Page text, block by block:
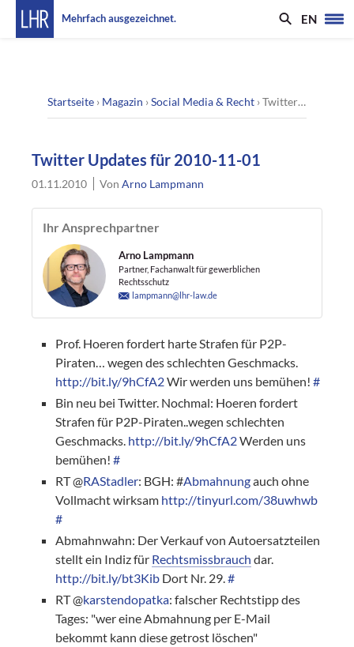
Mehrfach ausgezeichnet. EN
Startseite › Magazin ›Social Media & Recht ›Twitter Updates für 2010-11-01
Twitter Updates für 2010-11-01
01.11.2010 VonArno Lampmann
Ihr Ansprechpartner
Arno Lampmann
Partner, Fachanwalt für gewerblichen
Rechtsschutz
lampmann@lhr-law.de
Prof. Hoeren fordert harte Strafen für P2P-
Piraten… wegen des schlechten Geschmacks.
http://bit.ly/9hCfA2Wir werden uns bemühen!#
Bin neu bei Twitter. Nochmal: Hoeren fordert
Strafen für P2P-Piraten..wegen schlechten
Geschmacks. http://bit.ly/9hCfA2Werden uns
bemühen!#
RT @RAStadler: BGH: #Abmahnungauch ohne
Vollmacht wirksam http://tinyurl.com/38uwhwb
#
Abmahnwahn: Der Verkauf von Autoersatzteilen
stellt ein Indiz für Rechtsmissbrauch dar.
http://bit.ly/bt3Kib Dort Nr. 29.#
RT @karstendopatka: falscher Rechtstipp des
Tages: "wer eine Abmahnung per E-Mail
bekommt kann diese getrost löschen"